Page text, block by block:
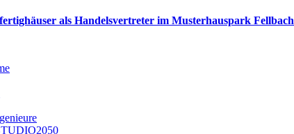
als Handelsvertreter im Musterhauspark Fellbach